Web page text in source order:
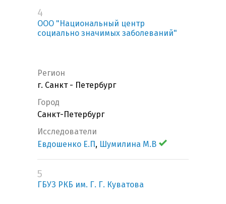
4
ООО "Национальный центр
социально значимых заболеваний"
Регион
г. Санкт - Петербург
Город
Санкт-Петербург
Исследователи
Евдошенко Е.П , Шумилина М.В
5
ГБУЗ РКБ им. Г. Г. Куватова